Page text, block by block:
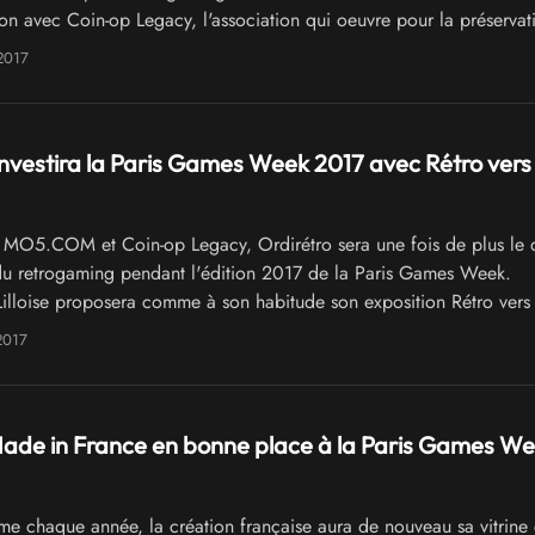
avec Coin-op Legacy, l'association qui oeuvre pour la
renouvellera une fois de plus l'expérience et animera un
la Paris Games Week 2017 avec Rétro vers
et Coin-op Legacy, Ordirétro sera une fois de plus le
retrogaming pendant l'édition 2017 de la Paris Games Week.
proposera comme à son habitude son exposition Rétro
le Neo Retro Gaming et qui proposera des jeux en accès libre
in France en bonne place à la Paris Games
chaque année, la création française aura de nouveau sa vitrine